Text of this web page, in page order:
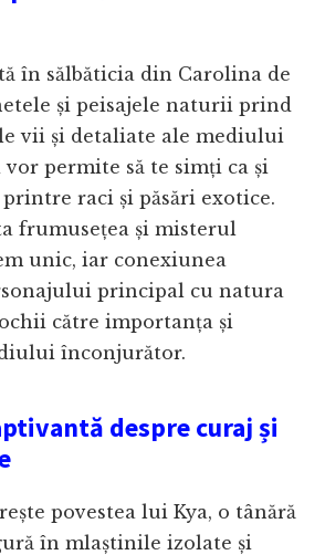
în sălbăticia din Carolina de
și peisajele naturii prind
vii și detaliate ale mediului
permite să te simți ca și
raci și păsări exotice.
frumusețea și misterul
unic, iar conexiunea
principal cu natura
către importanța și
înconjurător.
despre curaj și
povestea lui Kya, o tânără
în mlaștinile izolate și